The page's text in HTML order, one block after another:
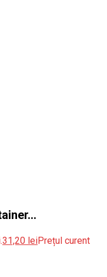
31,20 leiPrețul curent